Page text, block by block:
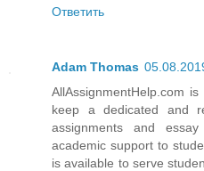
Ответить
Adam Thomas
AllAssignmentHelp.com
keep a dedicated and
assignments and
academic support to
is available to serve